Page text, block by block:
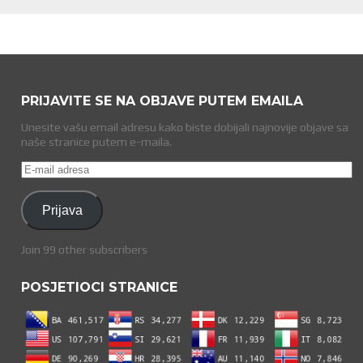
PRIJAVITE SE NA OBJAVE PUTEM EMAILA
Unesite vašu email adresu kako biste dobijali najnovije objave sa
naše stranice putem e-maila.
E-
mail
adresa
Prijava
Join 99 other subscribers
POSJETIOCI STRANICE